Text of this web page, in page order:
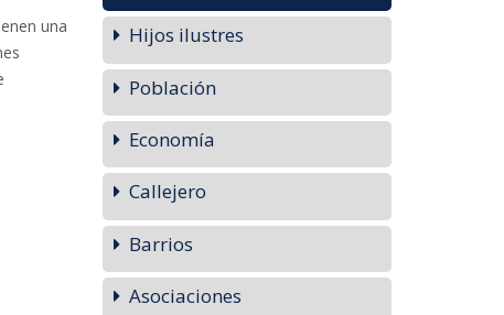
una
Hijos ilustres
Población
Economía
Callejero
Barrios
Asociaciones